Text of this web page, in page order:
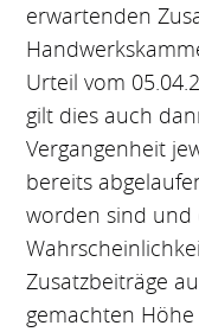
erwartenden
Urteil vom
gilt dies auch
Vergangenheit
bereits
worden sind und
Zusatzbeiträge
gemachten